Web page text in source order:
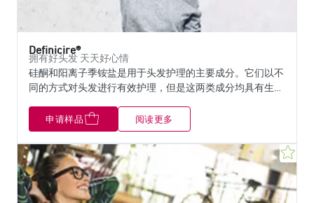
Definicire®
拥有好头发 天天好心情
硅酮和阳离子季铵盐是用于头发护理的主要成分。它们以不
同的方式对头发进行有效护理，但是这两类成分均具有生物
发丝原复合脂质组成分成相差甚远。 Definicire®是一种可重
建发丝脂质保护屏障的活性质感成分。 100%天然来源，基
于功能性蜡酯霍霍巴蜡和向日葵籽蜡，在各种气候下，它都
可以使发丝具有很好的定型和梳理柔顺性。
申请样品 阅读更多